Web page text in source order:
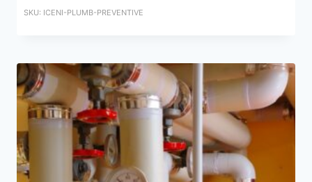
SKU: ICENI-PLUMB-PREVENTIVE